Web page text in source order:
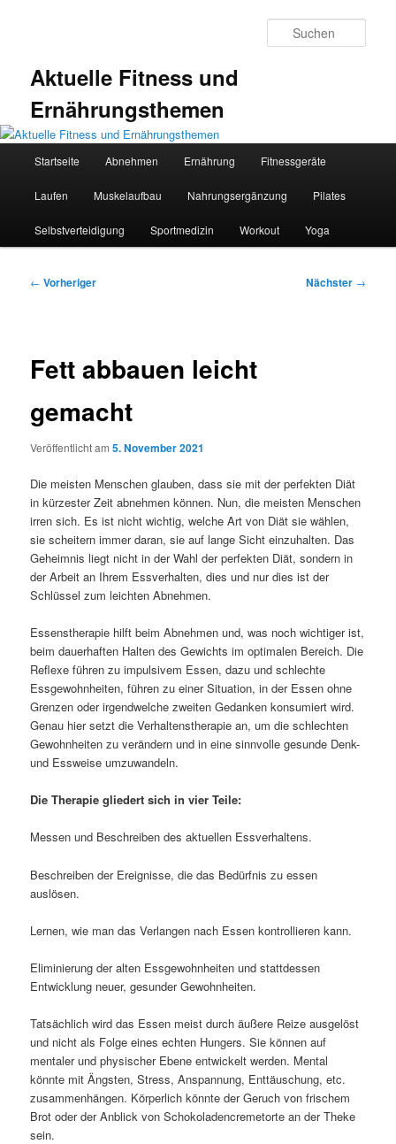
Aktuelle Fitness und
Ernährungsthemen
Startseite Abnehmen Ernährung Fitnessgeräte
Laufen Muskelaufbau Nahrungsergänzung Pilates
Selbstverteidigung Sportmedizin Workout Yoga
Beitragsnavigation
← Vorheriger Nächster →
Fett abbauen leicht
gemacht
Veröffentlicht am5. November 2021
Die meisten Menschen glauben, dass sie mit der perfekten Diät
in kürzester Zeit abnehmen können. Nun, die meisten Menschen
irren sich. Es ist nicht wichtig, welche Art von Diät sie wählen,
sie scheitern immer daran, sie auf lange Sicht einzuhalten. Das
Geheimnis liegt nicht in der Wahl der perfekten Diät, sondern in
der Arbeit an Ihrem Essverhalten, dies und nur dies ist der
Schlüssel zum leichten Abnehmen.
Essenstherapie hilft beim Abnehmen und, was noch wichtiger ist,
beim dauerhaften Halten des Gewichts im optimalen Bereich. Die
Reflexe führen zu impulsivem Essen, dazu und schlechte
Essgewohnheiten, führen zu einer Situation, in der Essen ohne
Grenzen oder irgendwelche zweiten Gedanken konsumiert wird.
Genau hier setzt die Verhaltenstherapie an, um die schlechten
Gewohnheiten zu verändern und in eine sinnvolle gesunde Denk-
und Essweise umzuwandeln.
Die Therapie gliedert sich in vier Teile:
Messen und Beschreiben des aktuellen Essverhaltens.
Beschreiben der Ereignisse, die das Bedürfnis zu essen
auslösen.
Lernen, wie man das Verlangen nach Essen kontrollieren kann.
Eliminierung der alten Essgewohnheiten und stattdessen
Entwicklung neuer, gesunder Gewohnheiten.
Tatsächlich wird das Essen meist durch äußere Reize ausgelöst
und nicht als Folge eines echten Hungers. Sie können auf
mentaler und physischer Ebene entwickelt werden. Mental
könnte mit Ängsten, Stress, Anspannung, Enttäuschung, etc.
zusammenhängen. Körperlich könnte der Geruch von frischem
Brot oder der Anblick von Schokoladencremetorte an der Theke
sein.